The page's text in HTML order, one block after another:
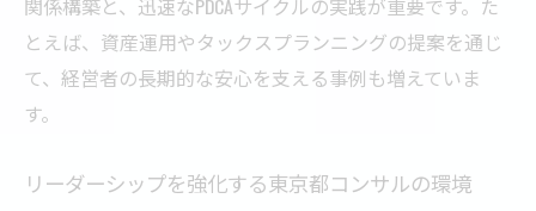
とえば、資産運用やタックスプランニングの提案を通じ
て、経営者の長期的な安心を支える事例も増えていま
す。
リーダーシップを強化する東京都コンサルの環境